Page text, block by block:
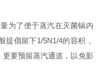
了便于蒸汽在灭菌锅内
提倡留下1/5N1/4的容积，
要预留蒸汽通道，以免影